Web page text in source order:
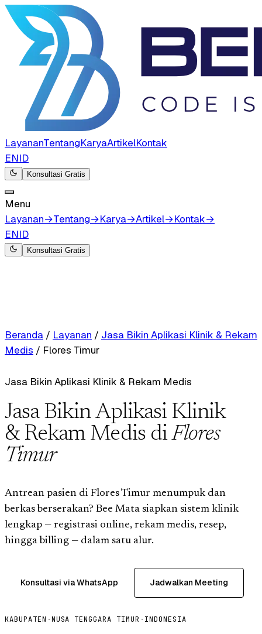
LayananTentangKaryaArtikelKontak
ENID
Konsultasi Gratis
Menu
Layanan→Tentang→Karya→Artikel→Kontak→
ENID
Konsultasi Gratis
Beranda / Layanan / Jasa Bikin Aplikasi Klinik & Rekam
Medis / Flores Timur
Jasa Bikin Aplikasi Klinik & Rekam Medis
Jasa Bikin Aplikasi Klinik
& Rekam Medis diFlores
Timur
Antrean pasien di Flores Timur menumpuk dan
berkas berserakan? Bee Mata siapkan sistem klinik
lengkap — registrasi online, rekam medis, resep,
hingga billing — dalam satu alur.
Konsultasi via WhatsApp Jadwalkan Meeting
KABUPATEN ·NUSA TENGGARA TIMUR · INDONESIA